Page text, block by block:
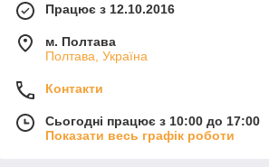
Працює з 12.10.2016
м. Полтава
Полтава, Україна
Контакти
Сьогодні працює з 10:00 до 17:00
Показати весь графік роботи